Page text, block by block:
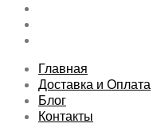
content
Главная
Доставка и Оплата
Блог
Контакты